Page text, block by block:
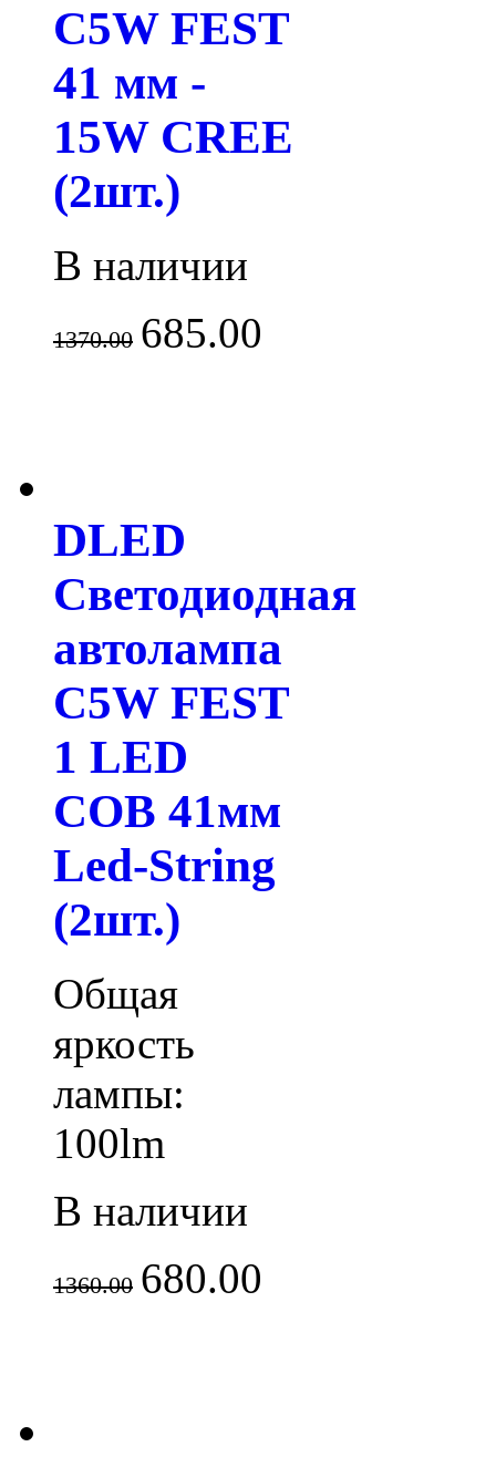
C5W FEST
41 мм -
15W CREE
(2шт.)
В наличии
1370.00 685.00
DLED
Светодиодная
автолампа
C5W FEST
1 LED
COB 41мм
Led-String
(2шт.)
Общая
яркость
лампы:
100lm
В наличии
1360.00 680.00